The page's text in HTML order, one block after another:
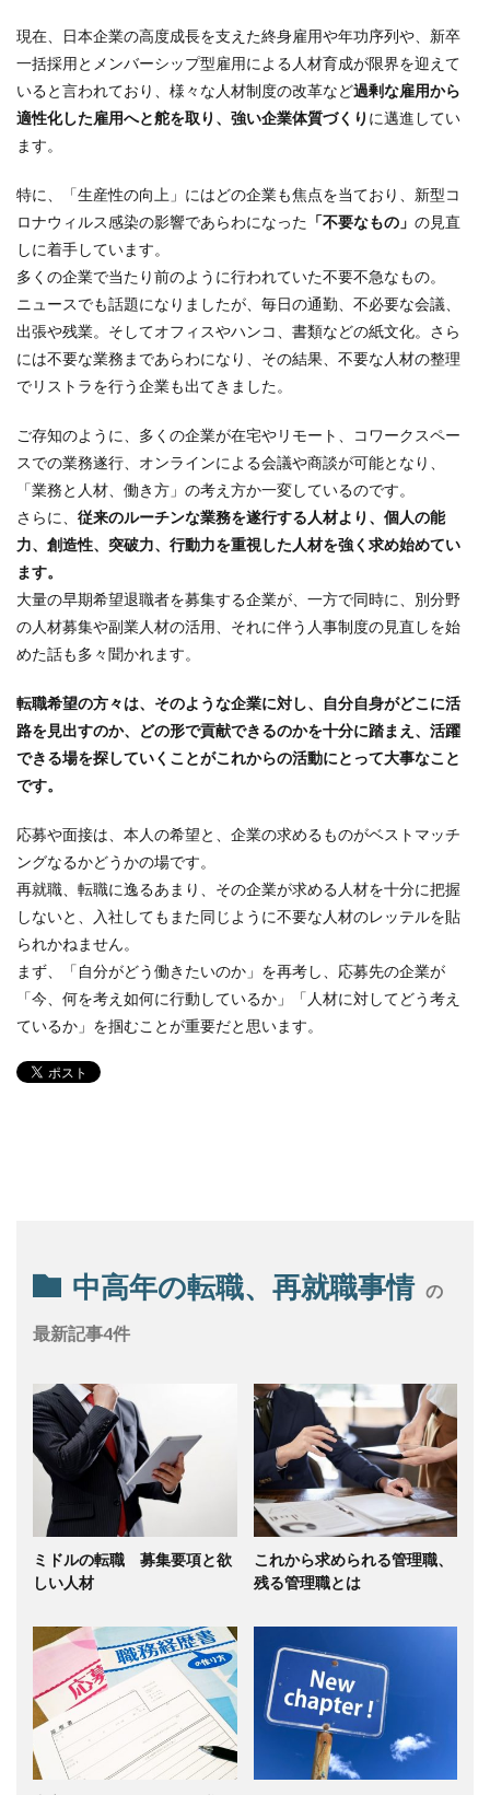
現在、日本企業の高度成長を支えた終身雇用や年功序列や、新卒
一括採用とメンバーシップ型雇用による人材育成が限界を迎えて
いると言われており、様々な人材制度の改革など過剰な雇用から
適性化した雇用へと舵を取り、強い企業体質づくり に邁進してい
ます。
特に、「生産性の向上」にはどの企業も焦点を当ており、新型コ
ロナウィルス感染の影響であらわになった 「不要なもの」 の見直
しに着手しています。
多くの企業で当たり前のように行われていた不要不急なもの。
ニュースでも話題になりましたが、毎日の通勤、不必要な会議、
出張や残業。そしてオフィスやハンコ、書類などの紙文化。さら
には不要な業務まであらわになり、その結果、不要な人材の整理
でリストラを行う企業も出てきました。
ご存知のように、多くの企業が在宅やリモート、コワークスペー
スでの業務遂行、オンラインによる会議や商談が可能となり、
「業務と人材、働き方」の考え方か一変しているのです。
さらに、 従来のルーチンな業務を遂行する人材より、個人の能
力、創造性、突破力、行動力を重視した人材を強く求め始めてい
ます。
大量の早期希望退職者を募集する企業が、一方で同時に、別分野
の人材募集や副業人材の活用、それに伴う人事制度の見直しを始
めた話も多々聞かれます。
転職希望の方々は、そのような企業に対し、自分自身がどこに活
路を見出すのか、どの形で貢献できるのかを十分に踏まえ、活躍
できる場を探していくことがこれからの活動にとって大事なこと
です。
応募や面接は、本人の希望と、企業の求めるものがベストマッチ
ングなるかどうかの場です。
再就職、転職に逸るあまり、その企業が求める人材を十分に把握
しないと、入社してもまた同じように不要な人材のレッテルを貼
られかねません。
まず、「自分がどう働きたいのか」を再考し、応募先の企業が
「今、何を考え如何に行動しているか」「人材に対してどう考え
ているか」を掴むことが重要だと思います。
中高年の転職、再就職事情 の
最新記事4件
ミドルの転職 募集要項と欲
しい人材
これから求められる管理職、
残る管理職とは